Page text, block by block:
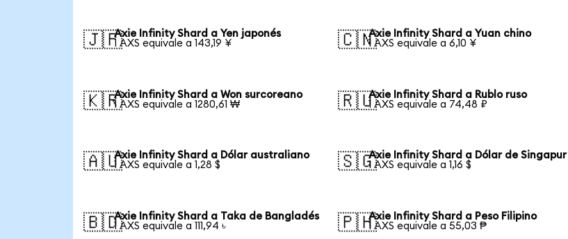
🇯🇵Axie Infinity Shard a Yen japonés
1 AXS equivale a 143,19 ¥
🇨🇳Axie Infinity Shard a Yuan chino
1 AXS equivale a 6,10 ¥
🇰🇷Axie Infinity Shard a Won surcoreano
1 AXS equivale a 1280,61 ₩
🇷🇺Axie Infinity Shard a Rublo ruso
1 AXS equivale a 74,48 ₽
🇦🇺Axie Infinity Shard a Dólar australiano
1 AXS equivale a 1,28 $
🇸🇬Axie Infinity Shard a Dólar de Singapur
1 AXS equivale a 1,16 $
🇧🇩Axie Infinity Shard a Taka de Bangladés
1 AXS equivale a 111,94 ৳
🇵🇭Axie Infinity Shard a Peso Filipino
1 AXS equivale a 55,03 ₱